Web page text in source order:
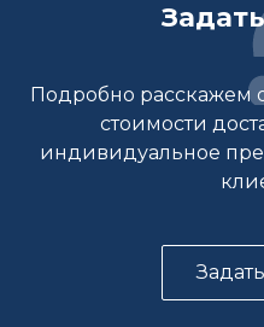
Подробно расскажем
стоимости
индивидуальное